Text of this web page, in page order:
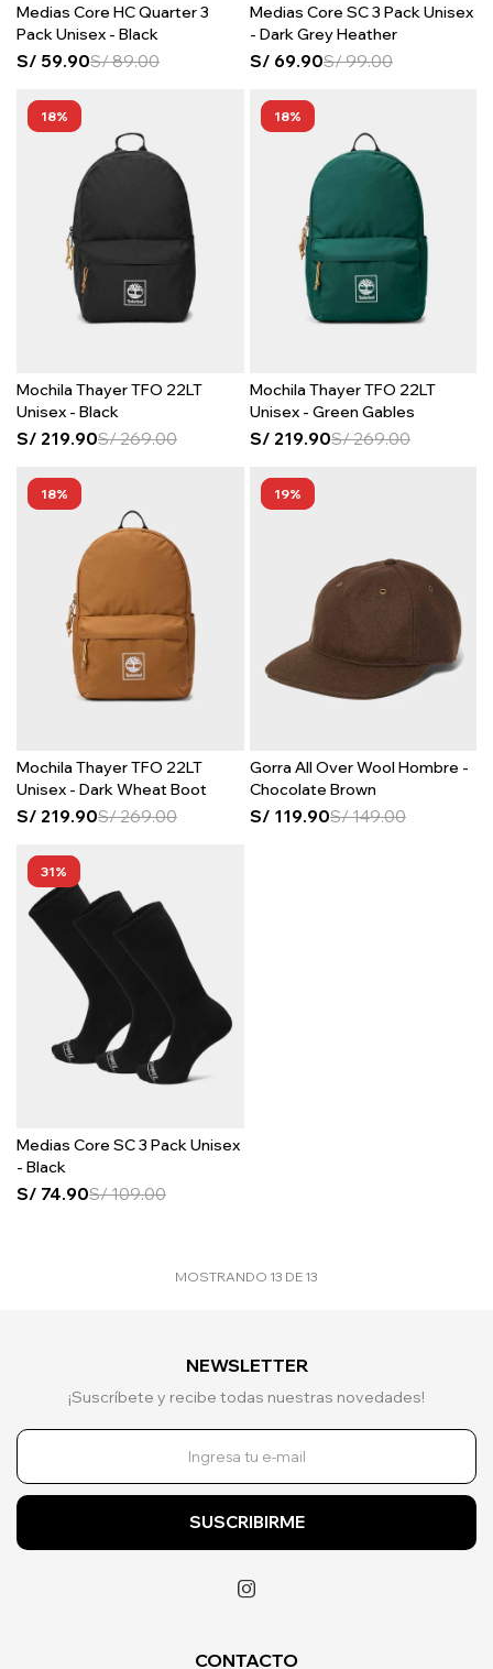
Medias Core HC Quarter 3
Pack Unisex - Black
S/ 59.90S/89.00
Medias Core SC 3 Pack Unisex
- Dark Grey Heather
S/ 69.90S/99.00
18
Mochila Thayer TFO 22LT
Unisex - Black
S/ 219.90S/269.00
18
Mochila Thayer TFO 22LT
Unisex - Green Gables
S/ 219.90S/269.00
18
Mochila Thayer TFO 22LT
Unisex - Dark Wheat Boot
S/ 219.90S/269.00
19
Gorra All Over Wool Hombre -
Chocolate Brown
S/ 119.90S/149.00
31
Medias Core SC 3 Pack Unisex
- Black
S/ 74.90S/109.00
MOSTRANDO 13 DE 13
CONTACTO
NEWSLETTER
¡Suscríbete y recibe todas nuestras novedades!
SUSCRIBIRME
